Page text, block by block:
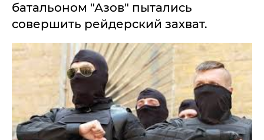
батальоном "Азов" пытались
совершить рейдерский захват.